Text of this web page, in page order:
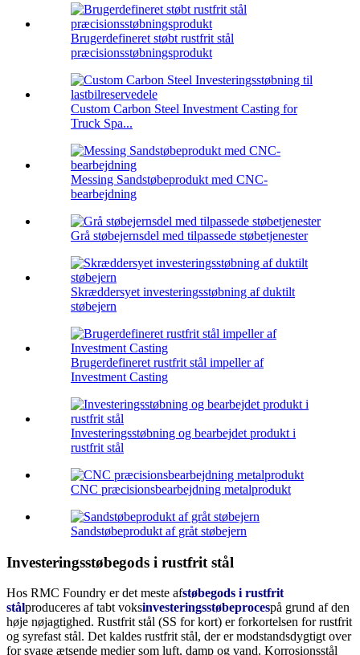
Brugerdefineret støbt rustfrit stål
præcisionsstøbningsprodukt
Custom Carbon Steel Investment Casting for
Truck Spa...
Messing Sandstøbeprodukt med CNC-
bearbejdning
Grå støbejernsdel med tilpassede støbetjenester
Skræddersyet investeringsstøbning af duktilt
støbejern
Brugerdefineret rustfrit stål impeller af
Investment Casting
Investeringsstøbning og bearbejdet produkt i
rustfrit stål
CNC præcisionsbearbejdning metalprodukt
Sandstøbeprodukt af gråt støbejern
Investeringsstøbegods i rustfrit stål
Hos RMC Foundry er det meste afstøbegods i rustfrit
stålproduceres af tabt voksinvesteringsstøbeprocespå grund af den
høje nøjagtighed. Rustfrit stål (SS for kort) er forkortelsen for rustfrit
og syrefast stål. Det kaldes rustfrit stål, der er modstandsdygtigt over
for svage ætsende medier som luft, damp og vand. Korrosionsstål